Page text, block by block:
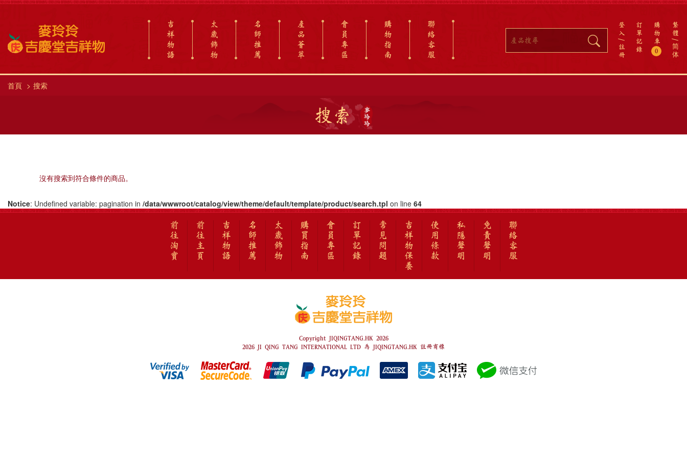
繁
體
简
体
購
物
車
0
訂
單
記
錄
登
入
註
冊
吉
祥
物
語
太
歲
飾
物
名
師
推
薦
產
品
薈
萃
會
員
專
區
購
物
指
南
聯
絡
客
服
首頁 搜索
搜索
沒有搜索到符合條件的商品。
Notice: Undefined variable: pagination in /data/wwwroot/catalog/view/theme/default/template/product/search.tpl on line 64
前
往
淘
寶
前
往
主
頁
吉
祥
物
語
名
師
推
薦
太
歲
飾
物
購
買
指
南
會
員
專
區
訂
單
記
錄
常
見
問
題
吉
祥
物
保
養
使
用
條
款
私
隱
聲
明
免
責
聲
明
聯
絡
客
服
Copyright JIQINGTANG.HK 2026
2026 JI QING TANG INTERNATIONAL LTD 為 JIQINGTANG.HK 註冊商標